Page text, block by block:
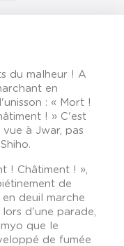
du malheur ! A
en
: « Mort !
! » C'est
vue à Jwar, pas
! Châtiment ! »,
de
deuil marche
d'une parade,
que le
de fumée